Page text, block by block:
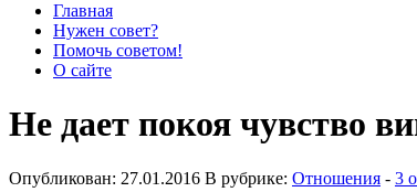
Главная
Нужен совет?
Помочь советом!
О сайте
Не дает покоя чувство
Опубликован: 27.01.2016 В рубрике: Отношения - 3